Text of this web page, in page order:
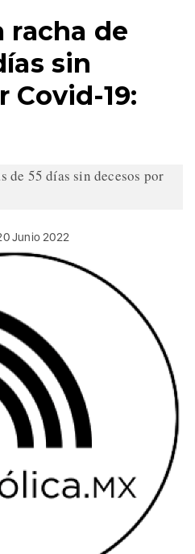
racha de
sin
Covid-19:
Junio 2022